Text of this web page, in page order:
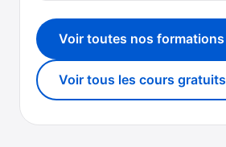
Voir toutes nos formations
Voir tous les cours gratuits